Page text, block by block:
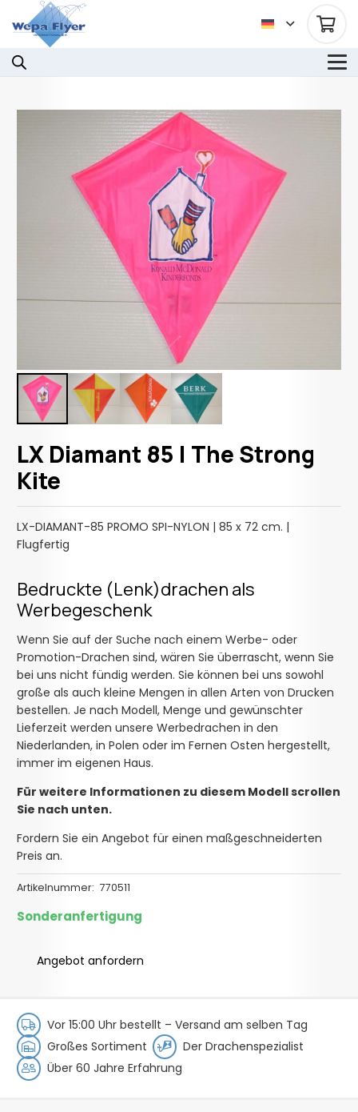
LX Diamant 85 | The Strong
Kite
LX-DIAMANT-85 PROMO SPI-NYLON | 85 x 72 cm. |
Flugfertig
Bedruckte (Lenk)drachen als
Werbegeschenk
Wenn Sie auf der Suche nach einem Werbe- oder
Promotion-Drachen sind, wären Sie überrascht, wenn Sie
bei uns nicht fündig werden. Sie können bei uns sowohl
große als auch kleine Mengen in allen Arten von Drucken
bestellen. Je nach Modell, Menge und gewünschter
Lieferzeit werden unsere Werbedrachen in den
Niederlanden, in Polen oder im Fernen Osten hergestellt,
immer im eigenen Haus.
Für weitere Informationen zu diesem Modell scrollen
Sie nach unten.
Fordern Sie ein Angebot für einen maßgeschneiderten
Preis an.
Artikelnummer: 770511
Sonderanfertigung
Angebot anfordern
Vor 15:00 Uhr bestellt – Versand am selben Tag
Großes Sortiment
Der Drachenspezialist
Über 60 Jahre Erfahrung